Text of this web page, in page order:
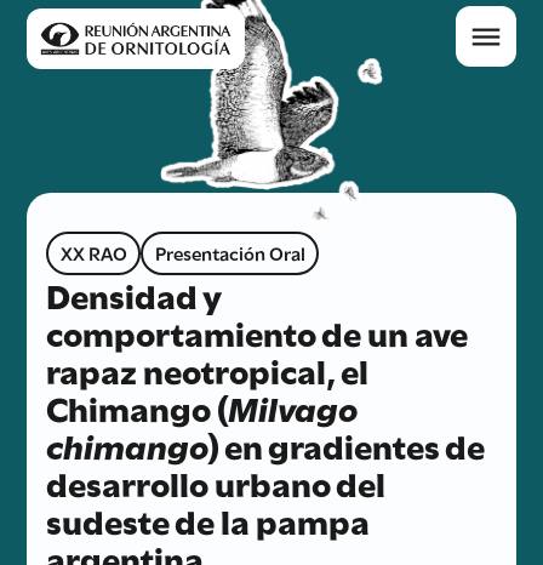
XX RAO Presentación Oral
Densidad y
comportamiento de un ave
rapaz neotropical, el
Chimango (Milvago
chimango) en gradientes de
desarrollo urbano del
sudeste de la pampa